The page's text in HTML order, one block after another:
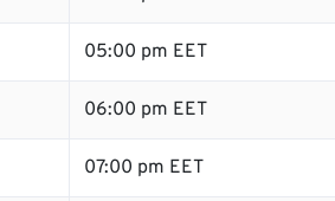
05:00 pm EET
06:00 pm EET
07:00 pm EET